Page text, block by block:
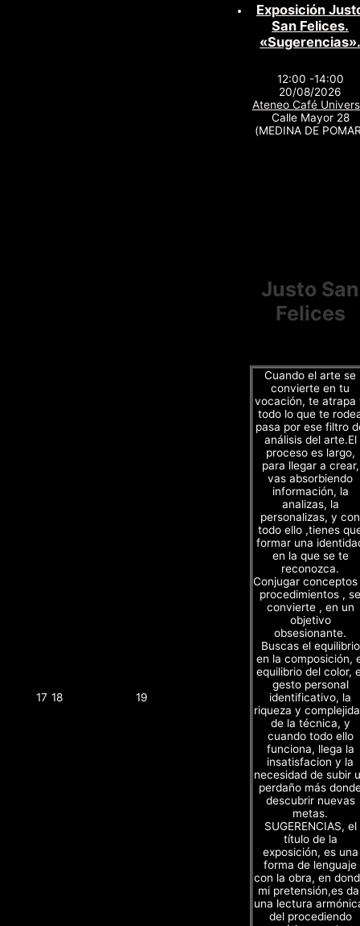
17 18 19
Exposición
San Felices.
«Sugerencias».
12:00 -14:00
20/08/2026
Ateneo Café
Calle Mayor 28
(MEDINA DE
Justo San
Felices
Cuando el arte se
convierte en tu
vocación, te atrapa
todo lo que te
pasa por ese filtro
análisis del arte.El
proceso es largo,
para llegar a crear,
vas absorbiendo
información, la
analizas, la
personalizas, y con
todo ello ,tienes
formar una
en la que se te
reconozca.
Conjugar
procedimientos , se
convierte , en un
objetivo
obsesionante.
Buscas el equilibrio
en la composición,
equilibrio del color,
gesto personal
identificativo, la
riqueza y
de la técnica, y
cuando todo ello
funciona, llega la
insatisfacion y la
necesidad de subir
perdaño más
descubrir nuevas
metas.
SUGERENCIAS, el
título de la
exposición, es una
forma de lenguaje
con la obra, en
mi pretensión,es
una lectura
del procediendo